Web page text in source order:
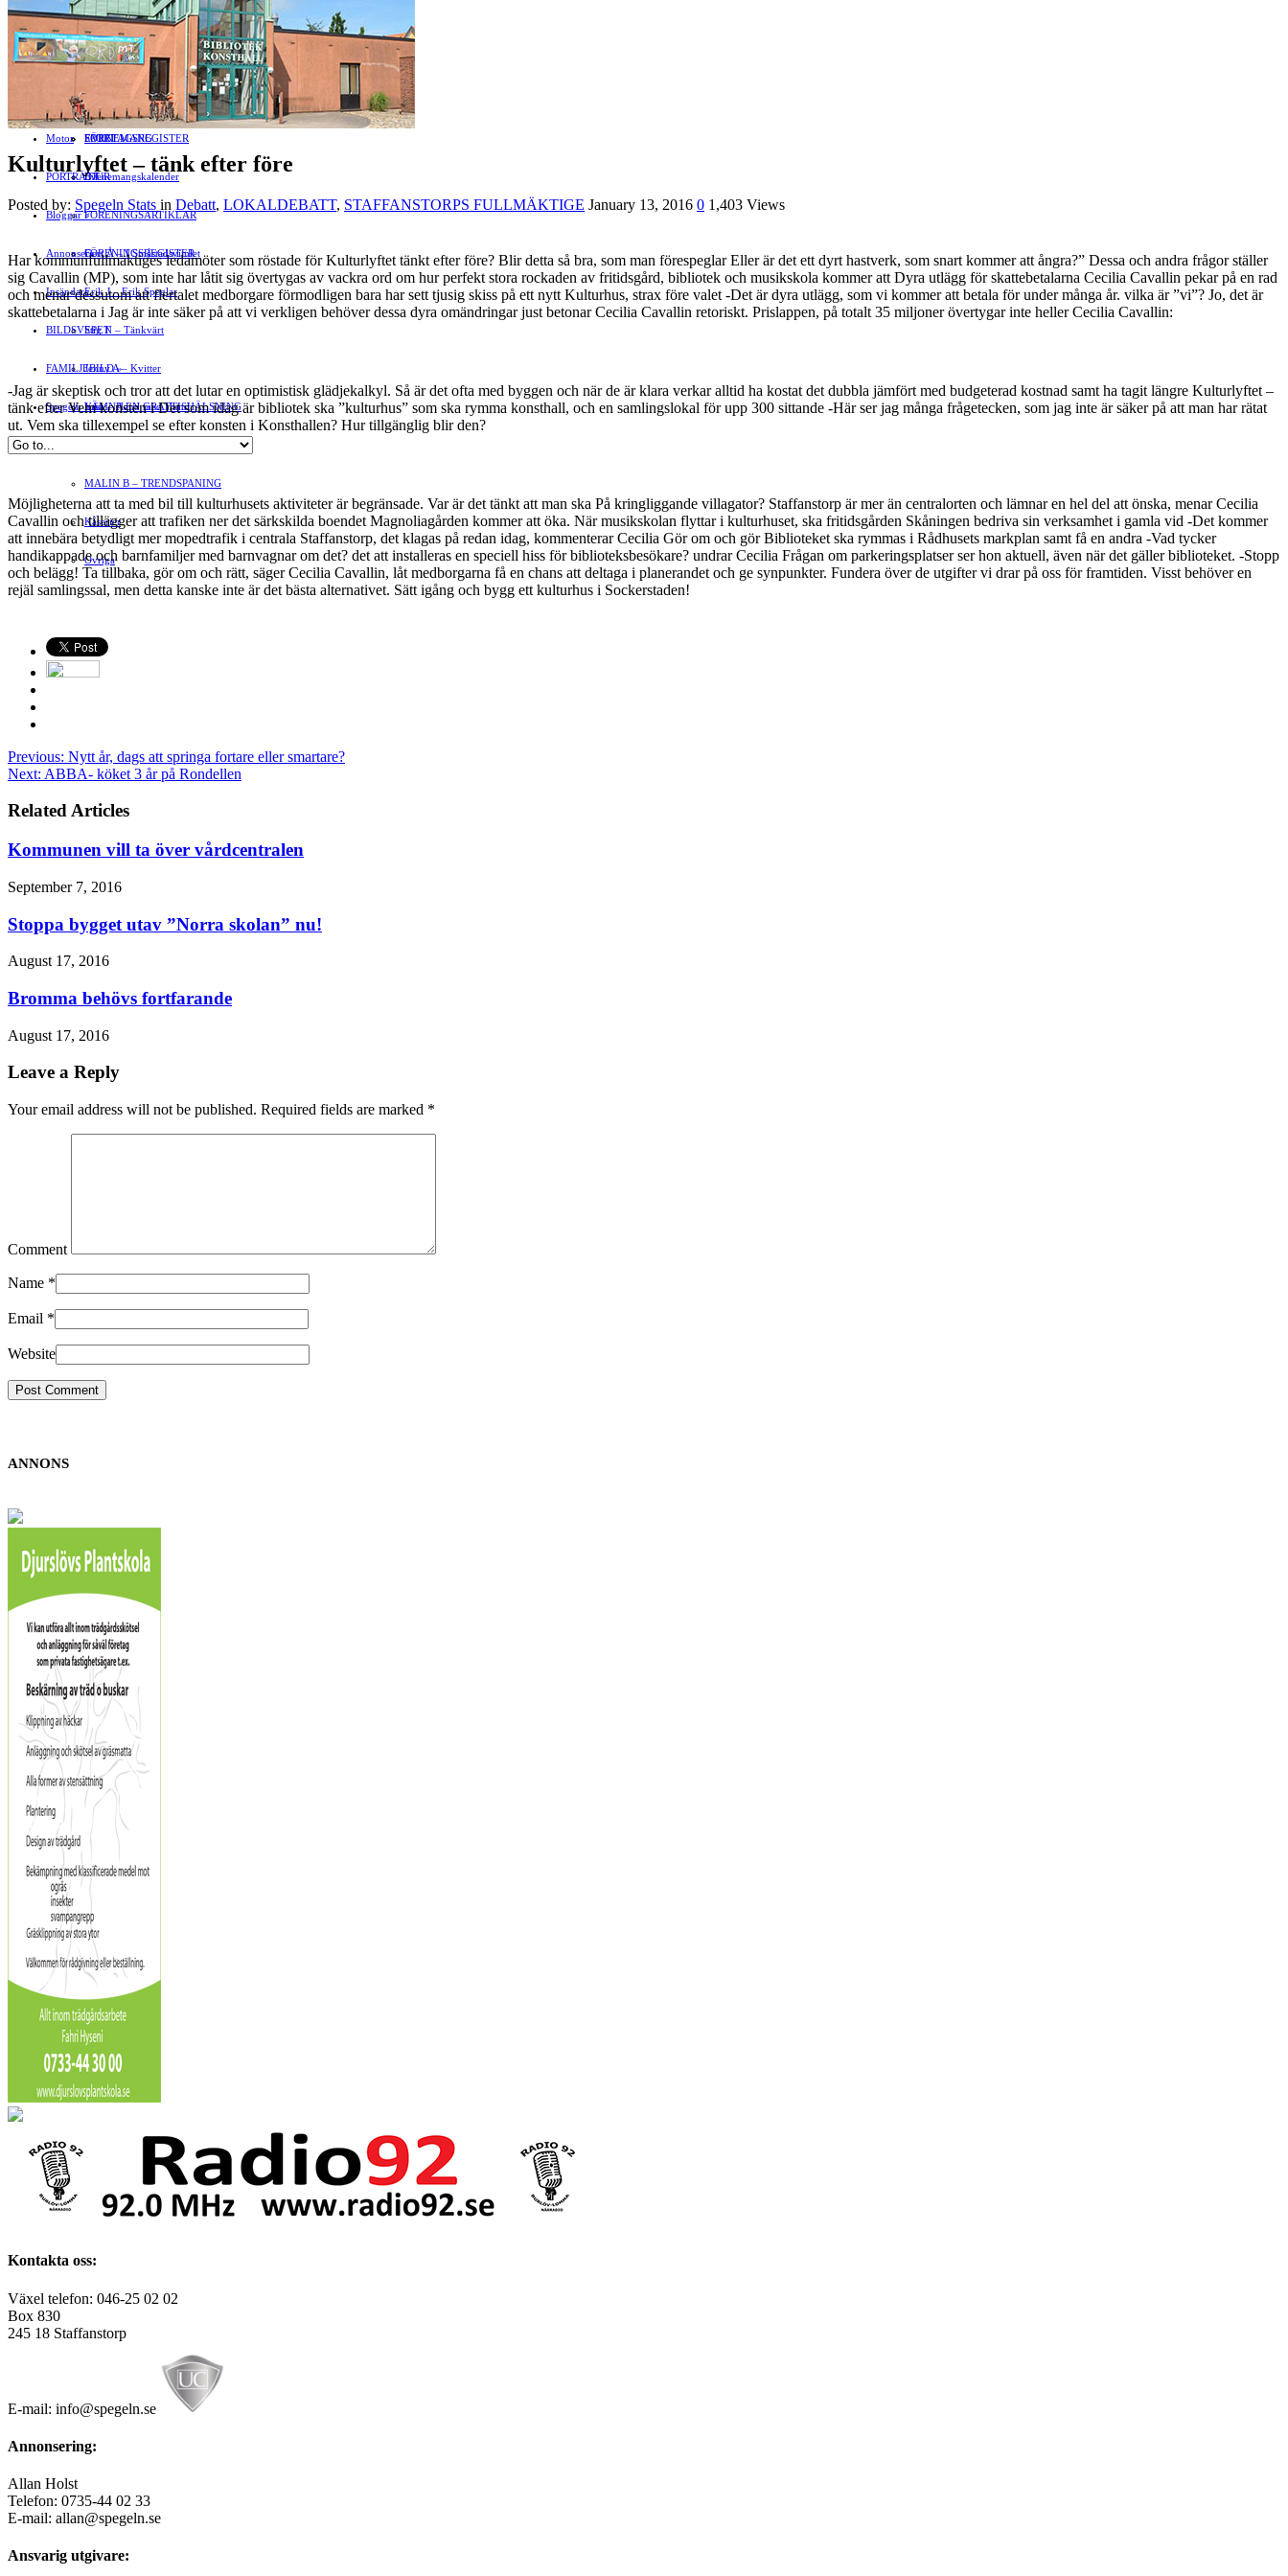
LOKALDEBATT
STAFFANSTORPS FULLMÄKTIGE
KULTUR
Mat
EVENEMANG
Evenemangskalender
Näringsliv »
JOBB
FÖRETAGSREGISTER
Föreningsliv »
FÖRENINGAR
SPORT
DJUR
FÖRENINGSARTIKLAR
FÖRENINGSREGISTER
HÄLSA
Motor
PORTRÄTT
Bloggar »
Gert Å – I Småstadsvimlet
Erik J – Erik Speglar
Stig N – Tänkvärt
Jenny A – Kvitter
Yrsa – Hand med Hund
MALIN B – TRENDSPANING
Kåserier
Ovriga
Annonsera
Insändare
BILDSVEPET
FAMILJEBILD »
LÄMNA EN GRATTISHÄLSNING
Spegeln Info
Kulturlyftet – tänk efter före
Posted by: Spegeln Stats in Debatt, LOKALDEBATT, STAFFANSTORPS FULLMÄKTIGE January 13, 2016 0 1,403 Views
Har kommunfullmäktiges ledamöter som röstade för Kulturlyftet tänkt efter före? Blir detta så bra, som man förespeglar Eller är det ett dyrt hastverk, som snart kommer att ångra?” Dessa och andra frågor ställer
sig Cavallin (MP), som inte har låtit sig övertygas av vackra ord om hur perfekt stora rockaden av fritidsgård, bibliotek och musikskola kommer att Dyra utlägg för skattebetalarna Cecilia Cavallin pekar på en rad
och menar dessutom att flertalet medborgare förmodligen bara har sett tjusig skiss på ett nytt Kulturhus, strax före valet -Det är dyra utlägg, som vi kommer att betala för under många år. vilka är ”vi”? Jo, det är
skattebetalarna i Jag är inte säker på att vi verkligen behöver dessa dyra omändringar just betonar Cecilia Cavallin retoriskt. Prislappen, på totalt 35 miljoner övertygar inte heller Cecilia Cavallin:
-Jag är skeptisk och tror att det lutar en optimistisk glädjekalkyl. Så är det ofta med byggen och när de är klara verkar alltid ha kostat det dubbla jämfört med budgeterad kostnad samt ha tagit längre Kulturlyftet –
tänk efter Vem konsten i Det som idag är bibliotek ska ”kulturhus” som ska rymma konsthall, och en samlingslokal för upp 300 sittande -Här ser jag många frågetecken, som jag inte är säker på att man har rätat
ut. Vem ska tillexempel se efter konsten i Konsthallen? Hur tillgänglig blir den?
Möjligheterna att ta med bil till kulturhusets aktiviteter är begränsade. Var är det tänkt att man ska På kringliggande villagator? Staffanstorp är mer än centralorten och lämnar en hel del att önska, menar Cecilia
Cavallin och tillägger att trafiken ner det särkskilda boendet Magnoliagården kommer att öka. När musikskolan flyttar i kulturhuset, ska fritidsgården Skåningen bedriva sin verksamhet i gamla vid -Det kommer
att innebära betydligt mer mopedtrafik i centrala Staffanstorp, det klagas på redan idag, kommenterar Cecilia Gör om och gör Biblioteket ska rymmas i Rådhusets markplan samt få en andra -Vad tycker
handikappade och barnfamiljer med barnvagnar om det? det att installeras en speciell hiss för biblioteksbesökare? undrar Cecilia Frågan om parkeringsplatser ser hon aktuell, även när det gäller biblioteket. -Stopp
och belägg! Ta tillbaka, gör om och rätt, säger Cecilia Cavallin, låt medborgarna få en chans att deltaga i planerandet och ge synpunkter. Fundera över de utgifter vi drar på oss för framtiden. Visst behöver en
rejäl samlingssal, men detta kanske inte är det bästa alternativet. Sätt igång och bygg ett kulturhus i Sockerstaden!
Previous: Nytt år, dags att springa fortare eller smartare?
Next: ABBA- köket 3 år på Rondellen
Related Articles
Kommunen vill ta över vårdcentralen
September 7, 2016
Stoppa bygget utav ”Norra skolan” nu!
August 17, 2016
Bromma behövs fortfarande
August 17, 2016
Leave a Reply
Your email address will not be published. Required fields are marked *
Comment
Name *
Email *
Website
ANNONS
Kontakta oss:
Växel telefon: 046-25 02 02
Box 830
245 18 Staffanstorp
E-mail: info@spegeln.se
Annonsering:
Allan Holst
Telefon: 0735-44 02 33
E-mail: allan@spegeln.se
Ansvarig utgivare: